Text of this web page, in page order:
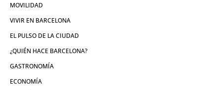
MOVILIDAD
VIVIR EN BARCELONA
EL PULSO DE LA CIUDAD
¿QUIÉN HACE BARCELONA?
GASTRONOMÍA
ECONOMÍA